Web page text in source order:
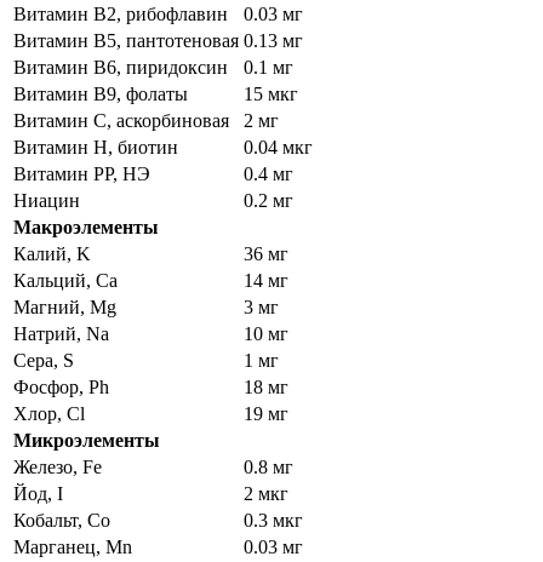
Витамин В2, рибофлавин
0.03 мг
Витамин В5, пантотеновая 0.13 мг
Витамин В6, пиридоксин
0.1 мг
Витамин В9, фолаты
15 мкг
Витамин C, аскорбиновая
2 мг
Витамин Н, биотин
0.04 мкг
Витамин РР, НЭ
0.4 мг
Ниацин
0.2 мг
Макроэлементы
Калий, K
36 мг
Кальций, Ca
14 мг
Магний, Mg
3 мг
Натрий, Na
10 мг
Сера, S
1 мг
Фосфор, Ph
18 мг
Хлор, Cl
19 мг
Микроэлементы
Железо, Fe
0.8 мг
Йод, I
2 мкг
Кобальт, Co
0.3 мкг
Марганец, Mn
0.03 мг